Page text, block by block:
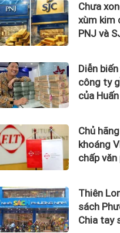
Chưa
xùm kim
PNJ và
doanh
Diễn
công ty
của
Chủ
khoáng
chấp
doanh
Thiên
sách
Chia tay